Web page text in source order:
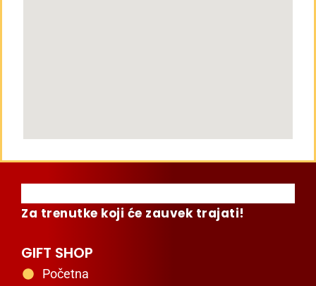
Za trenutke koji će zauvek trajati!
GIFT SHOP
Početna